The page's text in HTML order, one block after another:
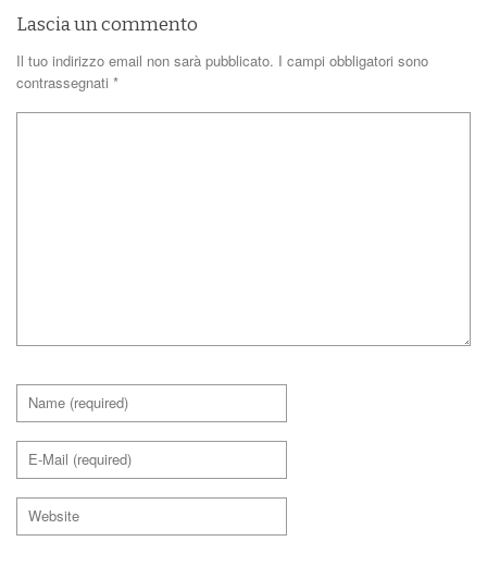
Lascia un commento
Il tuo indirizzo email non sarà pubblicato. I campi obbligatori sono
contrassegnati *